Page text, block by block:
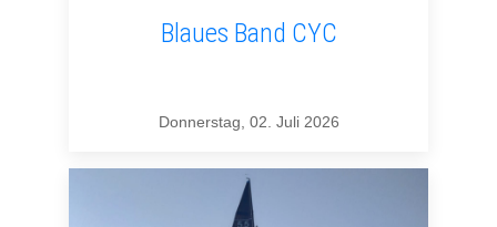
Blaues Band CYC
Donnerstag, 02. Juli 2026